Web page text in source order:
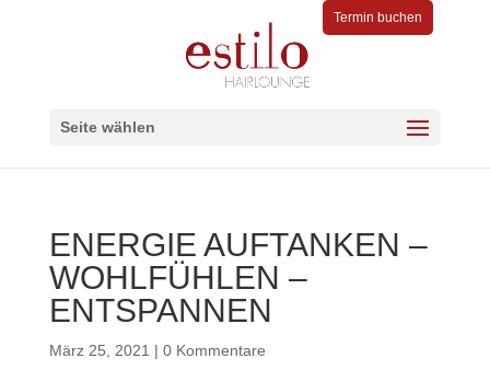
Termin buchen
Seite wählen
ENERGIE AUFTANKEN –
WOHLFÜHLEN –
ENTSPANNEN
März 25, 2021 | 0 Kommentare